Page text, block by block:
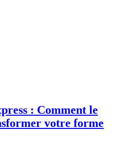
: Comment le
votre forme